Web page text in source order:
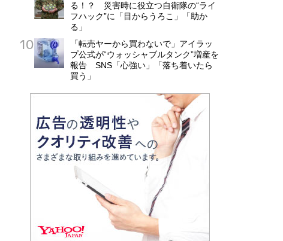
る！？ 災害時に役立つ自衛隊の“ライ
フハック”に「目からうろこ」「助か
る」
「転売ヤーから買わないで」アイラッ
プ公式が“ウォッシャブルタンク”増産を
報告 SNS「心強い」「落ち着いたら
買う」